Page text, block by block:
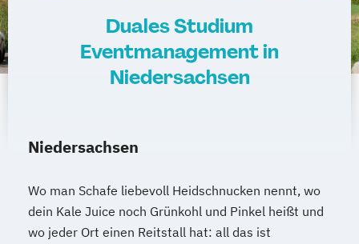
Duales Studium
Eventmanagement in
Niedersachsen
Niedersachsen
Wo man Schafe liebevoll Heidschnucken nennt, wo
dein Kale Juice noch Grünkohl und Pinkel heißt und
wo jeder Ort einen Reitstall hat: all das ist